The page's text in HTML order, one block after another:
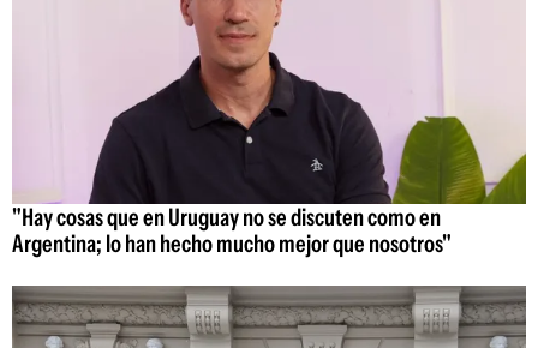
"Hay cosas que en Uruguay no se discuten como en
Argentina; lo han hecho mucho mejor que nosotros"